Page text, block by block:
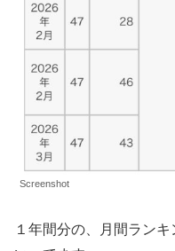
Screenshot
１年間分の、月間ラン